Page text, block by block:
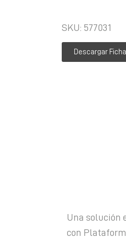
SKU: 577031
Descargar
Una solución
con